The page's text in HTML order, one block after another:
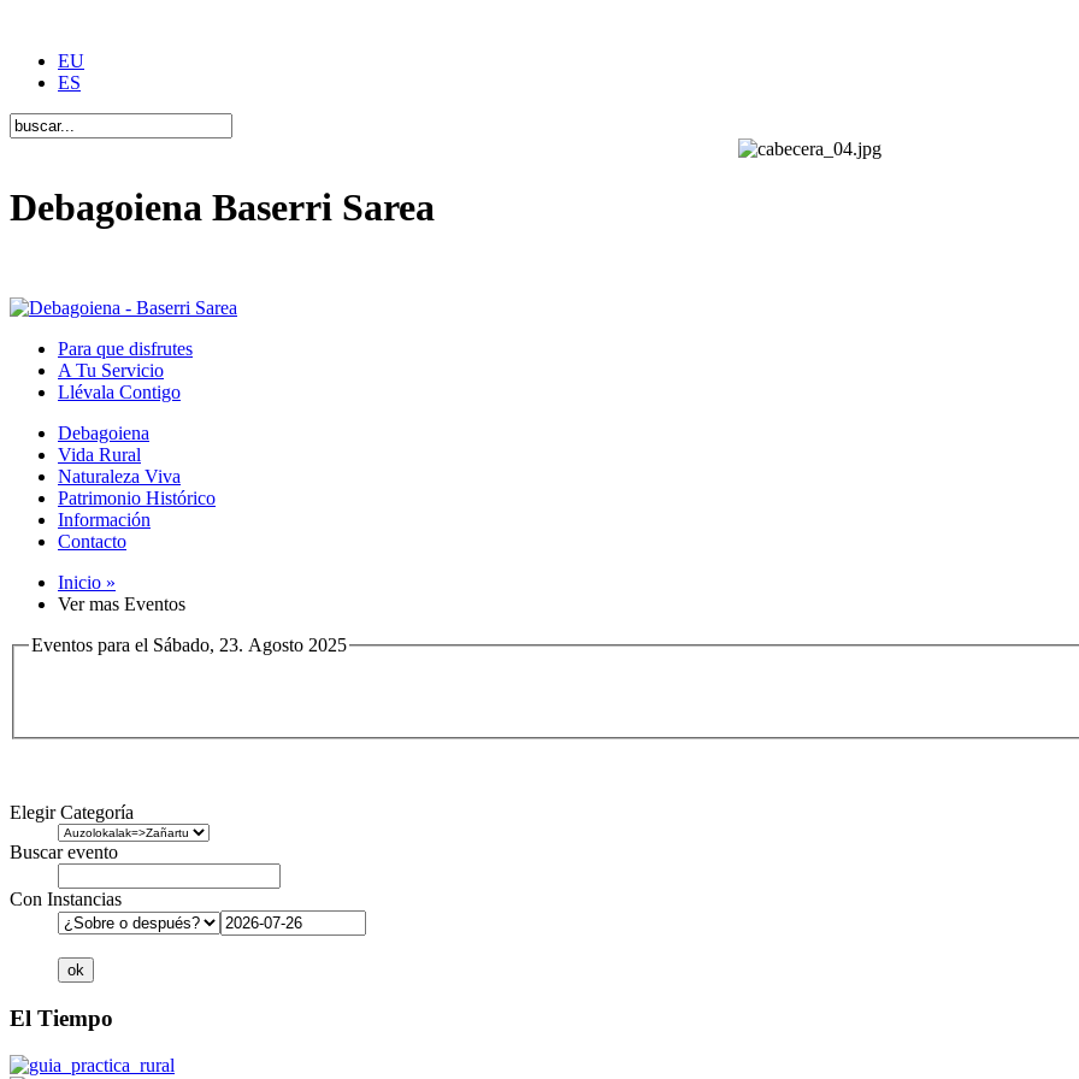
EU
ES
Debagoiena Baserri Sarea
Para que disfrutes
A Tu Servicio
Llévala Contigo
Debagoiena
Vida Rural
Naturaleza Viva
Patrimonio Histórico
Información
Contacto
Inicio »
Ver mas Eventos
Eventos para el Sábado, 23. Agosto 2025
Elegir Categoría
Buscar evento
Con Instancias
El Tiempo